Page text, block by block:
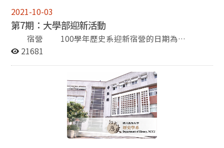
楚選課的事宜。最後茶會在下午五點半結束。
2021-10-03
第7期：大學部迎新活動
宿營 100學年歷史系迎新宿營的日期為
2011/9/23-25，藉由三天兩夜在金山青年活動中心的營
中，除了有晚會、系隊關、烤肉、夜間活動、RPG闖關遊
戲、小隊劇等玩樂性質活動外，我們還有許多小隊時間，
讓大二的學長姐將自己在過去一年裡所獲得的學習經驗、
讀書方法、甚至是生活上的點點滴滴傳承給大一的新生，
讓他們不會陷入徬徨、不知所措的困境，盡快的跟上大學
的生活步調，並融入歷史系這個大家庭。 總迎新
100學年歷史系總迎新的日期為9/8日下午，於歷史系
21681